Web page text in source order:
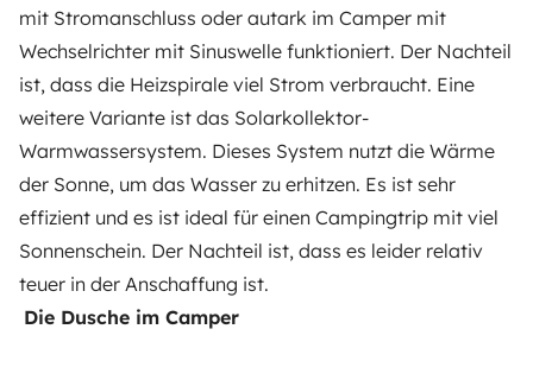
mit Stromanschluss oder autark im Camper mit
Wechselrichter mit Sinuswelle funktioniert. Der Nachteil
ist, dass die Heizspirale viel Strom verbraucht. Eine
weitere Variante ist das Solarkollektor-
Warmwassersystem. Dieses System nutzt die Wärme
der Sonne, um das Wasser zu erhitzen. Es ist sehr
effizient und es ist ideal für einen Campingtrip mit viel
Sonnenschein. Der Nachteil ist, dass es leider relativ
teuer in der Anschaffung ist.
Die Dusche im Camper